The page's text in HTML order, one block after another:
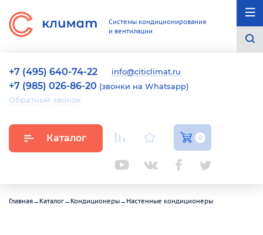
Системы кондиционирования
и вентиляции
+7 (495) 640-74-22 info@citiclimat.ru
+7 (985) 026-86-20 (звонки на Whatsapp)
Обратный звонок
Каталог 0
Главная→ Каталог→ Кондиционеры→ Настенные кондиционеры